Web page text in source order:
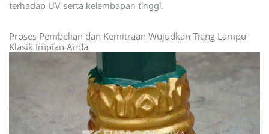
terhadap UV serta kelembapan tinggi.
Proses Pembelian dan Kemitraan Wujudkan Tiang Lampu
Klasik Impian Anda